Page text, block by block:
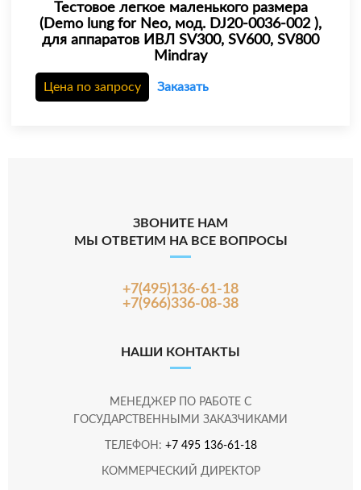
Тестовое легкое маленького размера
(Demo lung for Neo, мод. DJ20-0036-002 ),
для аппаратов ИВЛ SV300, SV600, SV800
Mindray
Цена по запросу Заказать
ЗВОНИТЕ НАМ
МЫ ОТВЕТИМ НА ВСЕ ВОПРОСЫ
+7(495)136-61-18
+7(966)336-08-38
НАШИ КОНТАКТЫ
МЕНЕДЖЕР ПО РАБОТЕ С
ГОСУДАРСТВЕННЫМИ ЗАКАЗЧИКАМИ
ТЕЛЕФОН: +7 495 136-61-18
КОММЕРЧЕСКИЙ ДИРЕКТОР